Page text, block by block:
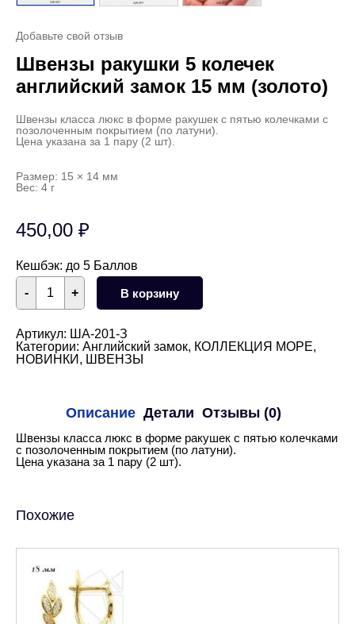
Добавьте свой отзыв
Швензы ракушки 5 колечек
английский замок 15 мм (золото)
Швензы класса люкс в форме ракушек с пятью колечками с
позолоченным покрытием (по латуни).
Цена указана за 1 пару (2 шт).
Размер: 15 × 14 мм
Вес: 4 г
450,00 ₽
Кешбэк: до 5 Баллов
+
Количество
товара
Швензы
5
колечек
английский
(золото)
- В корзину
Артикул: ША-201-З
Категории: Английский замок, КОЛЛЕКЦИЯ МОРЕ,
НОВИНКИ , ШВЕНЗЫ
Описание Детали Отзывы (0)
Швензы класса люкс в форме ракушек с пятью колечками
с позолоченным покрытием (по латуни).
Цена указана за 1 пару (2 шт).
Похожие